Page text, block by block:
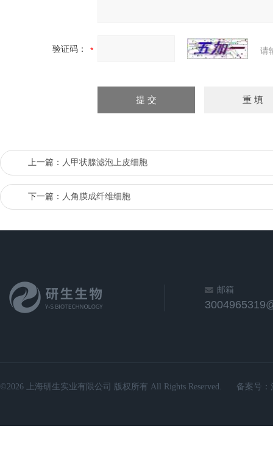
验证码： 请
上一篇： 人甲状腺滤泡上皮细胞
下一篇： 人角膜成纤维细胞
邮箱
©2026 上海研生实业有限公司 版权所有 All Rights Reserved. 备案号：